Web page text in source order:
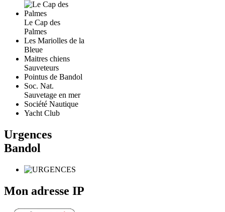
Le Cap des
Palmes
Les Mariolles de la
Bleue
Maitres chiens
Sauveteurs
Pointus de Bandol
Soc. Nat.
Sauvetage en mer
Société Nautique
Yacht Club
Urgences
Bandol
Mon adresse IP